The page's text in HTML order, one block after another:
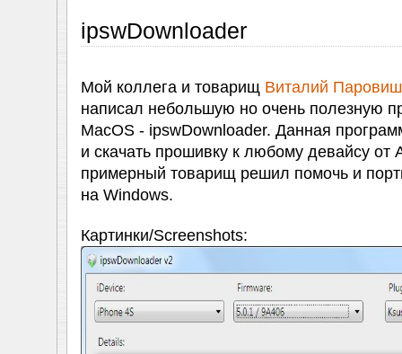
ipswDownloader
Мой коллега и товарищ Виталий
написал небольшую но очень полезную
MacOS - ipswDownloader. Данная
и скачать прошивку к любому девайсу от
примерный товарищ решил помочь и
на Windows.
Картинки/Screenshots: